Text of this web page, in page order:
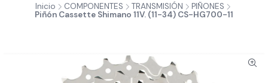
Inicio COMPONENTES TRANSMISIÓN
PIÑONES
Piñón Cassette Shimano 11V. (11-34) CS-HG700-11